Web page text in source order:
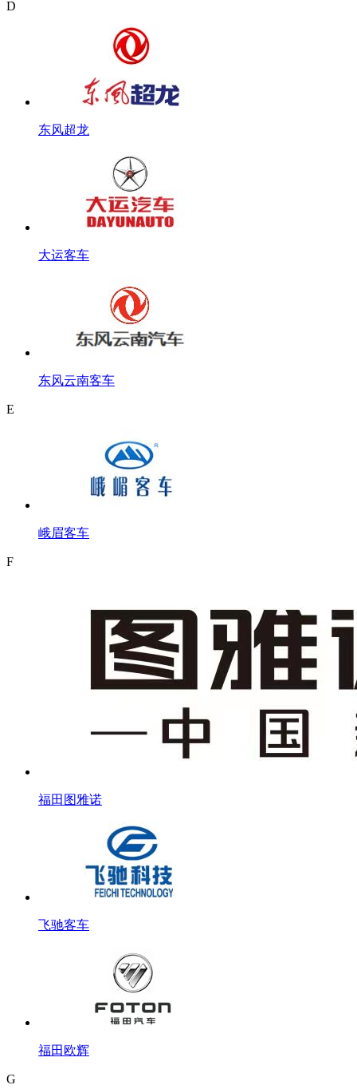
D
东风超龙
大运客车
东风云南客车
E
峨眉客车
F
福田图雅诺
飞驰客车
福田欧辉
G